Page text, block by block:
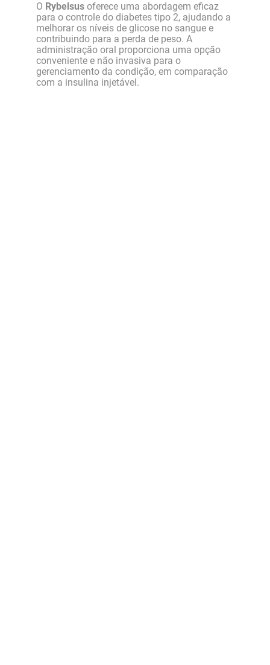
O Rybelsus oferece uma abordagem eficaz
para o controle do diabetes tipo 2, ajudando a
melhorar os níveis de glicose no sangue e
contribuindo para a perda de peso. A
administração oral proporciona uma opção
conveniente e não invasiva para o
gerenciamento da condição, em comparação
com a insulina injetável.